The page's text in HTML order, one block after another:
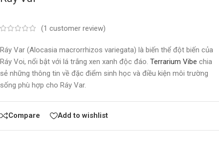
(1 customer review)
Ráy Var (Alocasia macrorrhizos variegata) là biến thể đột biến của
Ráy Voi, nổi bật với lá trắng xen xanh độc đáo. Terrarium Vibe chia
sẻ những thông tin về đặc điểm sinh học và điều kiện môi trường
sống phù hợp cho Ráy Var.
Compare Add to wishlist